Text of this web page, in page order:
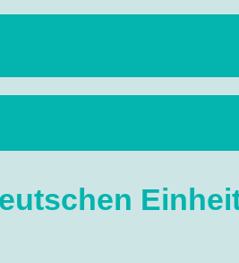
Veranstaltungen, Wandern, Kunst